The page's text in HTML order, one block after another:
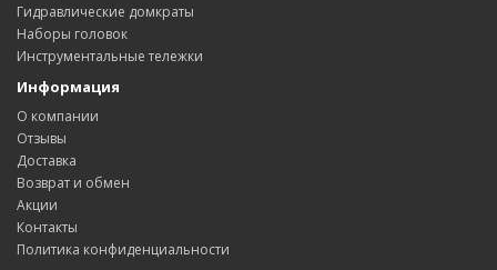
Гидравлические домкраты
Наборы головок
Инструментальные тележки
Информация
О компании
Отзывы
Доставка
Возврат и обмен
Акции
Контакты
Политика конфиденциальности